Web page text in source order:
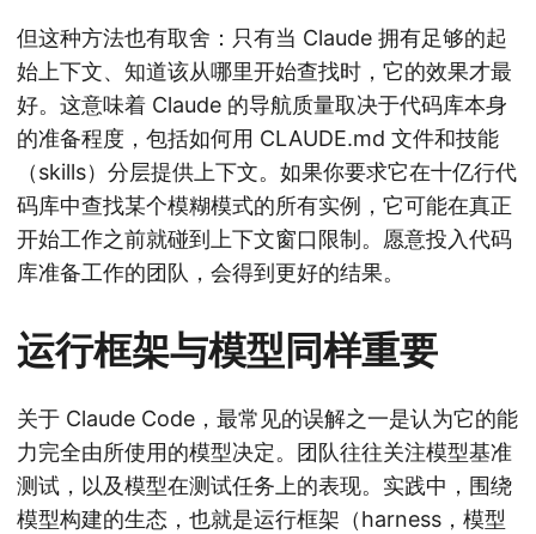
但这种方法也有取舍：只有当 Claude 拥有足够的起
始上下文、知道该从哪里开始查找时，它的效果才最
好。这意味着 Claude 的导航质量取决于代码库本身
的准备程度，包括如何用 CLAUDE.md 文件和技能
（skills）分层提供上下文。如果你要求它在十亿行代
码库中查找某个模糊模式的所有实例，它可能在真正
开始工作之前就碰到上下文窗口限制。愿意投入代码
库准备工作的团队，会得到更好的结果。
运行框架与模型同样重要
关于 Claude Code，最常见的误解之一是认为它的能
力完全由所使用的模型决定。团队往往关注模型基准
测试，以及模型在测试任务上的表现。实践中，围绕
模型构建的生态，也就是运行框架（harness，模型